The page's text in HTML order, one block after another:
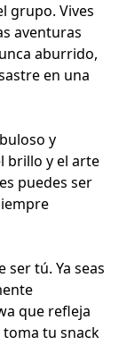
grupo. Vives
aventuras
aburrido,
en una
y
brillo y el arte
puedes ser
ser tú. Ya seas
que refleja
tu snack